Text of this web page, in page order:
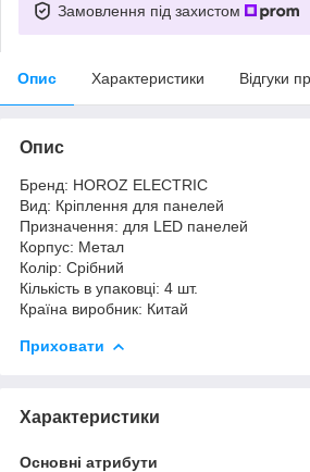
Замовлення під захистом
Опис Характеристики Відгуки
Опис
Бренд: HOROZ ELECTRIC
Вид: Кріплення для панелей
Призначення: для LED панелей
Корпус: Метал
Колір: Срібний
Кількість в упаковці: 4 шт.
Країна виробник: Китай
Приховати
Характеристики
Основні атрибути